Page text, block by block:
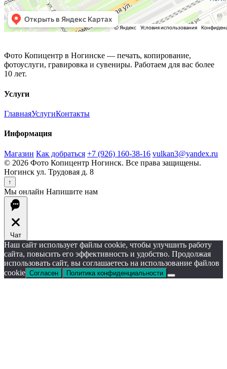
Фото Копицентр в Ногинске — печать, копирование,
фотоуслуги, гравировка и сувениры. Работаем для вас более
10 лет.
Услуги
ГлавнаяУслугиКонтакты
Информация
Магазин Как добраться +7 (926) 160-38-16 vulkan3@yandex.ru
© 2026 Фото Копицентр Ногинск. Все права защищены.
Ногинск ул. Трудовая д. 8
↑
Мы онлайн Напишите нам
Чат
Наш сайт использует файлы cookie, чтобы улучшить работу
сайта, повысить его эффективность и удобство. Продолжая
использовать сайт, вы соглашаетесь на использование файлов
cookie Согласен Политика конфиденциальности